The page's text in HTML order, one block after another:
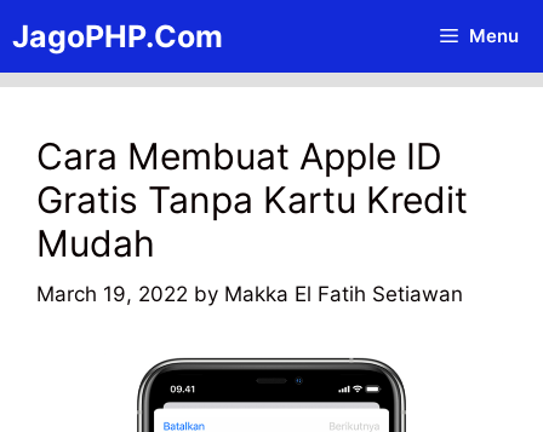
to
content
JagoPHP.Com Menu
Cara Membuat Apple ID
Gratis Tanpa Kartu Kredit
Mudah
March 19, 2022 by Makka El Fatih Setiawan